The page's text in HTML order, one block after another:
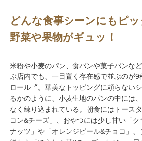
どんな食事シーンにもピッ
野菜や果物がギュッ！
米粉や小麦のパン、食パンや菓子パンな
ぶ店内でも、一目置く存在感で並ぶのが9
ロール〞。華美なトッピングに頼らない
るかのように、小麦生地のパンの中には
なく練り込まれている。朝食にはトース
コン&チーズ」、おやつには少し甘い「
ナッツ」や「オレンジピール&チョコ」